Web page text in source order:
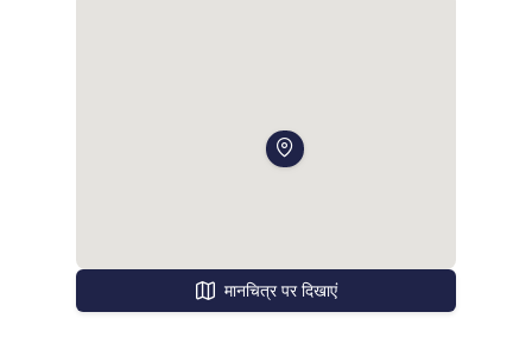
मानचित्र पर दिखाएं